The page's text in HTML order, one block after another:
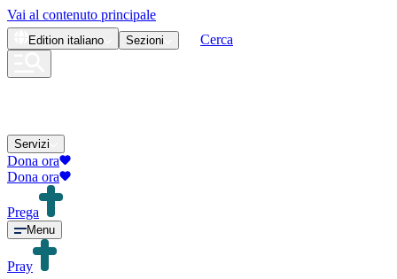
Vai al contenuto principale
Edition italiano Sezioni Cerca
Servizi
Dona ora
Dona ora
Prega
Menu
Pray